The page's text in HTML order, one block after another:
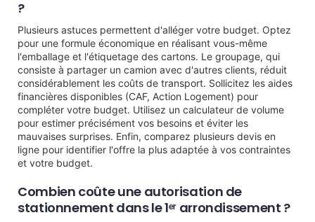
?
Plusieurs astuces permettent d'alléger votre budget. Optez
pour une formule économique en réalisant vous-même
l'emballage et l'étiquetage des cartons. Le groupage, qui
consiste à partager un camion avec d'autres clients, réduit
considérablement les coûts de transport. Sollicitez les aides
financières disponibles (CAF, Action Logement) pour
compléter votre budget. Utilisez un calculateur de volume
pour estimer précisément vos besoins et éviter les
mauvaises surprises. Enfin, comparez plusieurs devis en
ligne pour identifier l'offre la plus adaptée à vos contraintes
et votre budget.
Combien coûte une autorisation de
stationnement dans le 1ᵉʳ arrondissement ?